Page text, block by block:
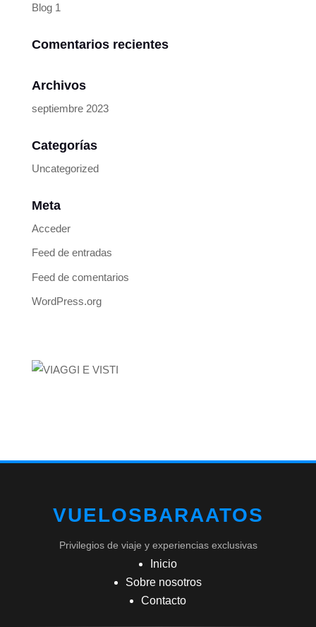
Blog 1
Comentarios recientes
Archivos
septiembre 2023
Categorías
Uncategorized
Meta
Acceder
Feed de entradas
Feed de comentarios
WordPress.org
VUELOSBARAATOS
Privilegios de viaje y experiencias exclusivas
Inicio
Sobre nosotros
Contacto